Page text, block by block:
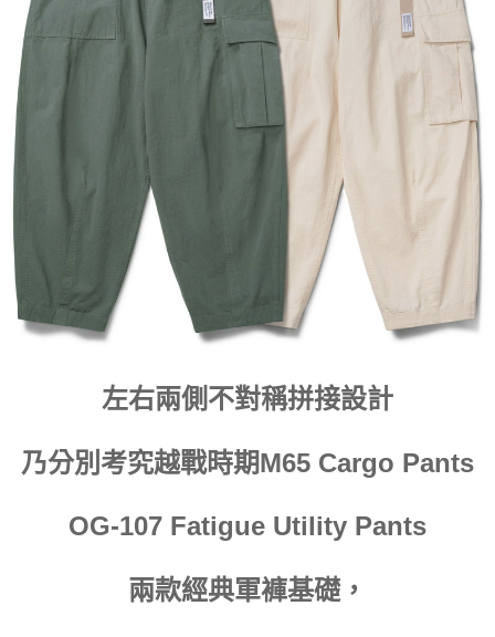
付款後7-11取貨
每筆NT$60，滿NT$399(含以上)免運費
每筆NT$150，滿NT$6,000(含以上)免運費
左右兩側不對稱拼接設計
乃分別考究越戰時期M65 Cargo Pants
OG-107 Fatigue Utility Pants
兩款經典軍褲基礎，